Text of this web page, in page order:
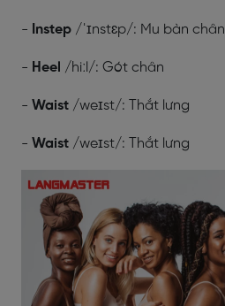
- Instep /ˈɪnstɛp/: Mu bàn chân
- Heel /hiːl/: Gót chân
- Waist /weɪst/: Thắt lưng
- Waist /weɪst/: Thắt lưng